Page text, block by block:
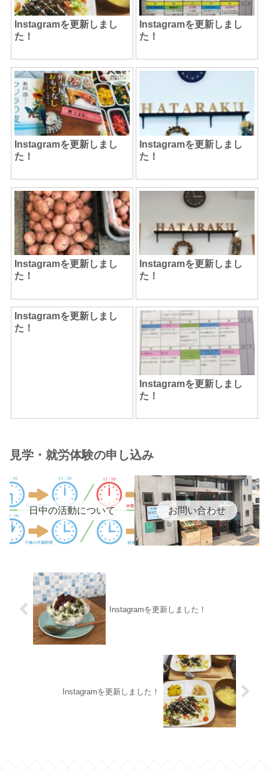
Instagramを更新しまし
た！
Instagramを更新しまし
た！
Instagramを更新しまし
た！
Instagramを更新しまし
た！
Instagramを更新しまし
た！
Instagramを更新しまし
た！
Instagramを更新しまし
た！
Instagramを更新しまし
た！
見学・就労体験の申し込み
日中の活動について お問い合わせ
Instagramを更新しました！
Instagramを更新しました！